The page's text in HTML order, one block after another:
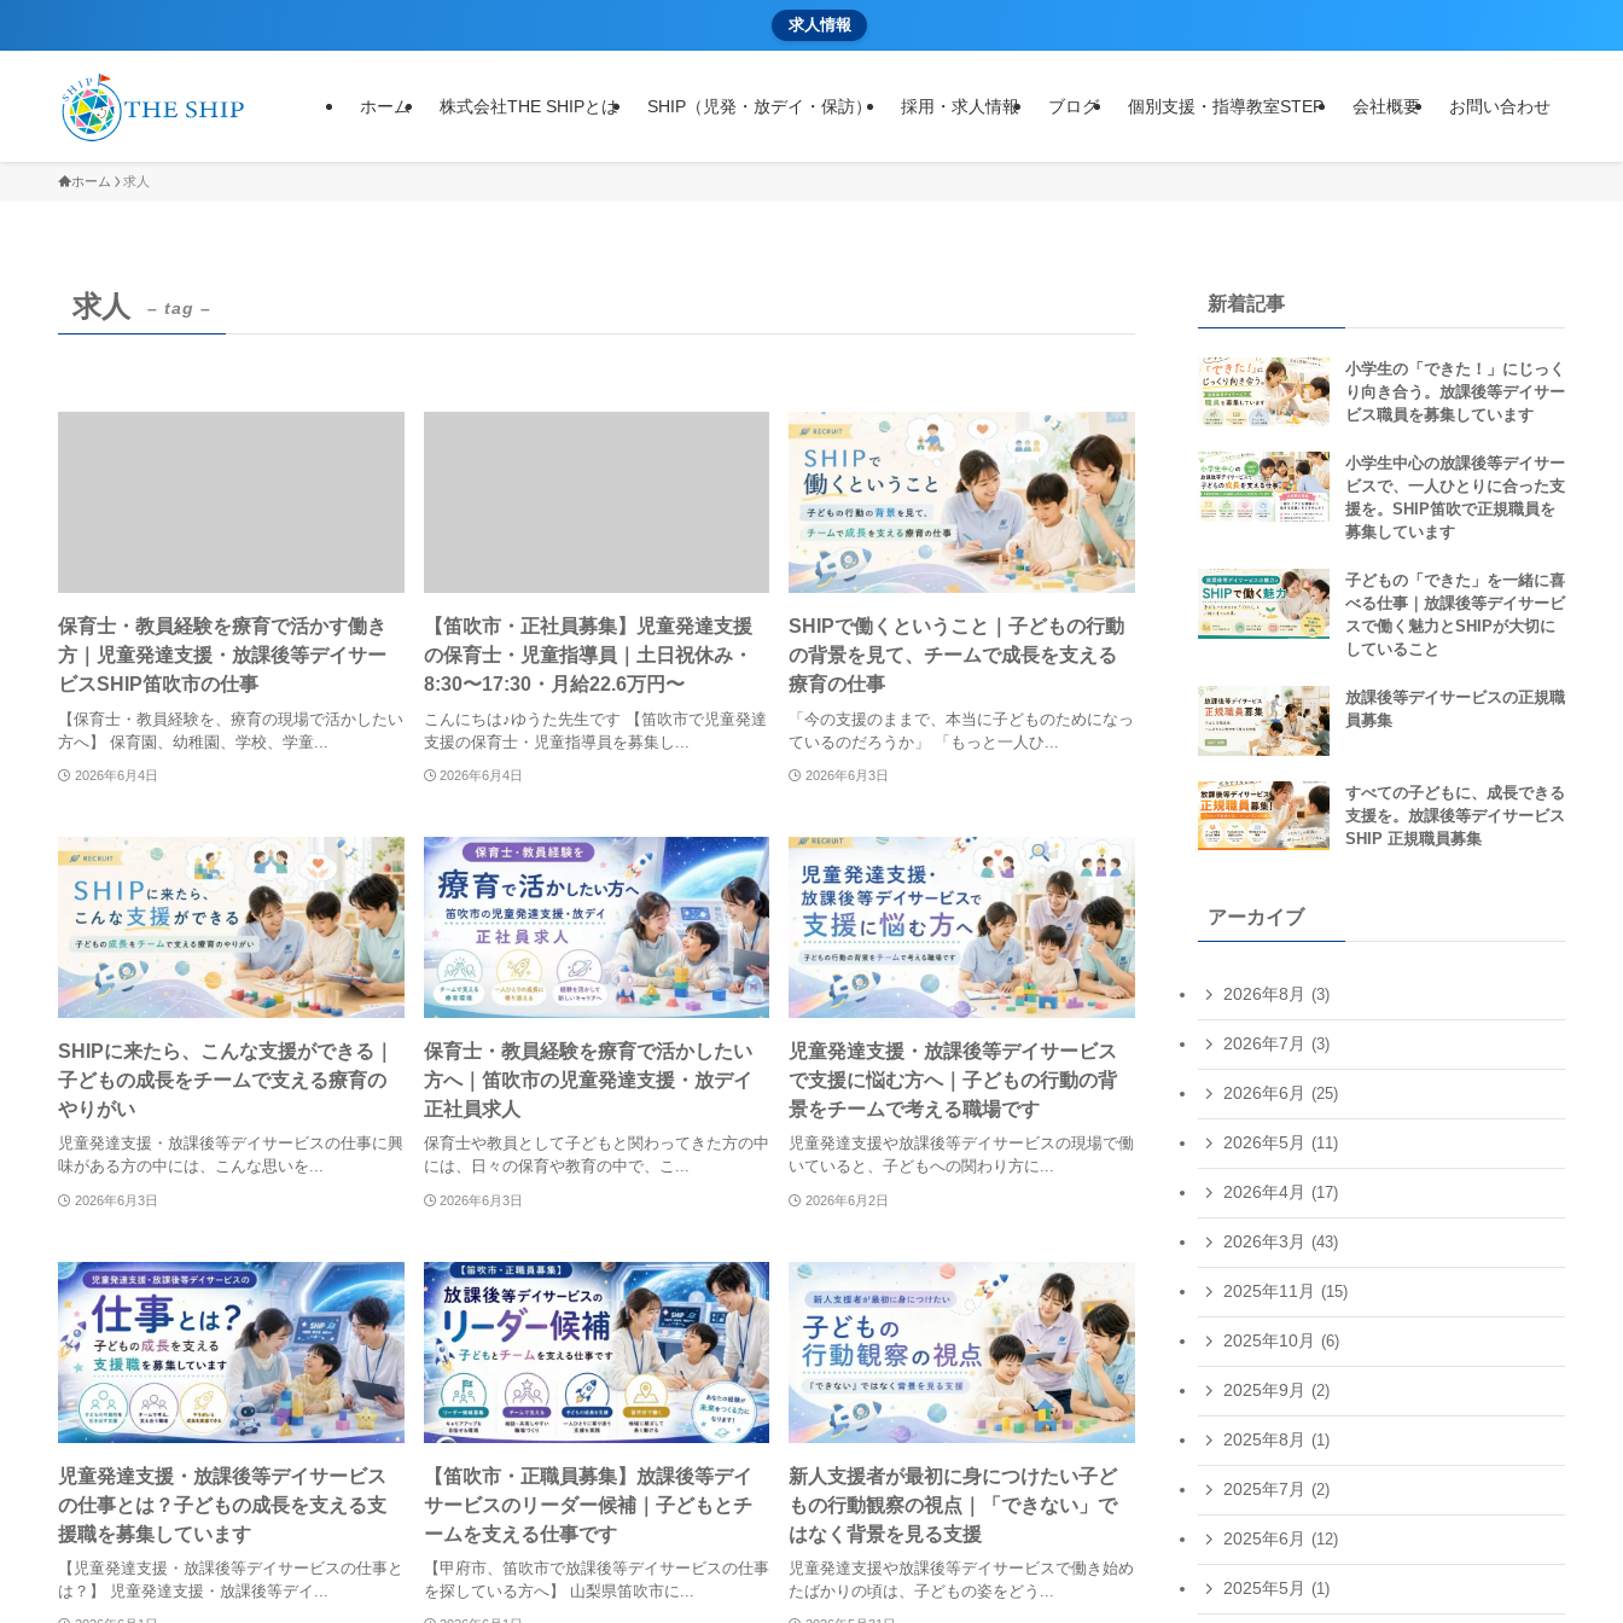
求人情報
ホーム 株式会社THE SHIPとは SHIP（児発・放デイ・保訪） 採用・求人情報 ブログ 個別支援・指導教室STEP 会社概要 お問い合わせ
ホーム 求人
求人 – tag –
保育士・教員経験を療育で活かす働き
方｜児童発達支援・放課後等デイサー
ビスSHIP笛吹市の仕事
【保育士・教員経験を、療育の現場で活かしたい
方へ】 保育園、幼稚園、学校、学童...
2026年6月4日
【笛吹市・正社員募集】児童発達支援
の保育士・児童指導員｜土日祝休み・
8:30〜17:30・月給22.6万円〜
こんにちは♪ゆうた先生です 【笛吹市で児童発達
支援の保育士・児童指導員を募集し...
2026年6月4日
SHIPで働くということ｜子どもの行動
の背景を見て、チームで成長を支える
療育の仕事
「今の支援のままで、本当に子どものためになっ
ているのだろうか」 「もっと一人ひ...
2026年6月3日
SHIPに来たら、こんな支援ができる｜
子どもの成長をチームで支える療育の
やりがい
児童発達支援・放課後等デイサービスの仕事に興
味がある方の中には、こんな思いを...
2026年6月3日
保育士・教員経験を療育で活かしたい
方へ｜笛吹市の児童発達支援・放デイ
正社員求人
保育士や教員として子どもと関わってきた方の中
には、日々の保育や教育の中で、こ...
2026年6月3日
児童発達支援・放課後等デイサービス
で支援に悩む方へ｜子どもの行動の背
景をチームで考える職場です
児童発達支援や放課後等デイサービスの現場で働
いていると、子どもへの関わり方に...
2026年6月2日
児童発達支援・放課後等デイサービス
の仕事とは？子どもの成長を支える支
援職を募集しています
【児童発達支援・放課後等デイサービスの仕事と
は？】 児童発達支援・放課後等デイ...
【笛吹市・正職員募集】放課後等デイ
サービスのリーダー候補｜子どもとチ
ームを支える仕事です
【甲府市、笛吹市で放課後等デイサービスの仕事
を探している方へ】 山梨県笛吹市に...
新人支援者が最初に身につけたい子ど
もの行動観察の視点｜「できない」で
はなく背景を見る支援
児童発達支援や放課後等デイサービスで働き始め
たばかりの頃は、子どもの姿をどう...
新着記事
小学生の「できた！」にじっく
り向き合う。放課後等デイサー
ビス職員を募集しています
小学生中心の放課後等デイサー
ビスで、一人ひとりに合った支
援を。SHIP笛吹で正規職員を
募集しています
子どもの「できた」を一緒に喜
べる仕事｜放課後等デイサービ
スで働く魅力とSHIPが大切に
していること
放課後等デイサービスの正規職
員募集
すべての子どもに、成長できる
支援を。放課後等デイサービス
SHIP 正規職員募集
アーカイブ
2026年8月 (3)
2026年7月 (3)
2026年6月 (25)
2026年5月 (11)
2026年4月 (17)
2026年3月 (43)
2025年11月 (15)
2025年10月 (6)
2025年9月 (2)
2025年8月 (1)
2025年7月 (2)
2025年6月 (12)
2025年5月 (1)